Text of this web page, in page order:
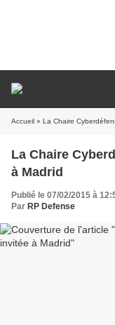
Accueil » La Chaire
La Chaire
à Madrid
Publié le 07/02/2015 à
Par RP Defense